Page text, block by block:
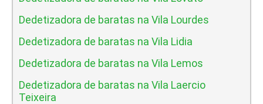
Dedetizadora de baratas na Vila Lourdes
Dedetizadora de baratas na Vila Lidia
Dedetizadora de baratas na Vila Lemos
Dedetizadora de baratas na Vila Laercio
Teixeira